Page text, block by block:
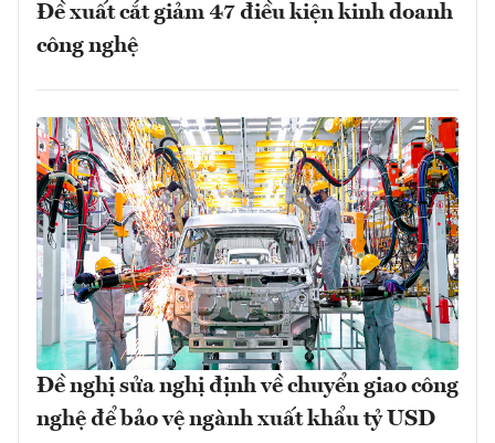
Đề xuất cắt giảm 47 điều kiện kinh doanh
công nghệ
Đề nghị sửa nghị định về chuyển giao công
nghệ để bảo vệ ngành xuất khẩu tỷ USD